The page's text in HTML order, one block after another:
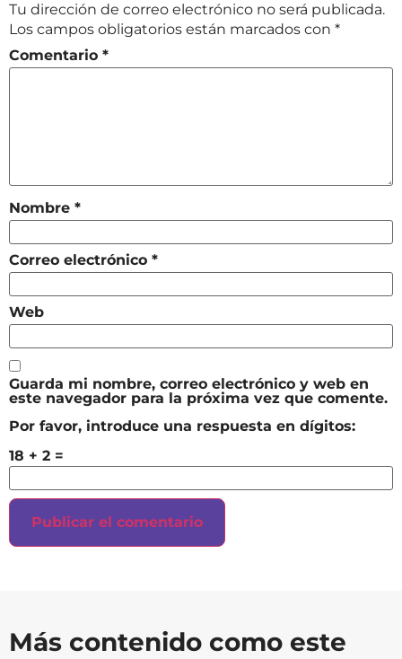
Tu dirección de correo electrónico no será publicada.
Los campos obligatorios están marcados con *
Comentario *
Nombre *
Correo electrónico *
Web
Guarda mi nombre, correo electrónico y web en
este navegador para la próxima vez que comente.
Por favor, introduce una respuesta en dígitos:
18 + 2 =
Más contenido como este